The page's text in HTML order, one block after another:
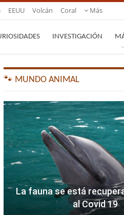
EEUU Volcán Coral Más
INVESTIGACIÓN
🐾 MUNDO ANIMAL
La fauna se está
al Covid 19